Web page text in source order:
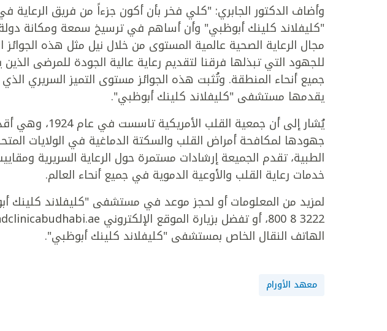
وأضاف الدكتور الجابري: "كلي فخر بأن أكون جزءاً من فريق
"كليفلاند كلينك أبوظبي" وأن أساهم في ترسيخ سمعة ومكانة
مجال الرعاية الصحية عالمية المستوى من خلال نيل مثل هذه
للجهود التي تبذلها فرقنا لتقديم رعاية عالية الجودة للمرضى
جميع أنحاء المنطقة. وتُثبت هذه الجوائز مستوى التميز السريري
يقدمها مستشفى "كليفلاند كلينك أبوظبي".
يُشار إلى أن جمعية
جهودها لمكافحة أمراض القلب والسكتة الدماغية في الولايات
الطبية، تقدم الجميعة إرشادات مستمرة حول الرعاية السريرية
خدمات رعاية القلب والأوعية الدموية في جميع أنحاء العالم.
لمزيد من المعلومات أو لحجز موعد في مستشفى "كليفلاند كلينك
الهاتف النقال الخاص بمستشفى "كليفلاند كلينك أبوظبي".
معهد الأورام